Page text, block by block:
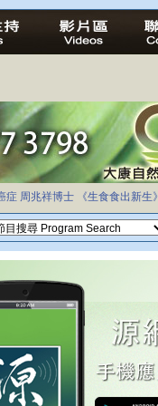
症 周兆祥博士 《生食食出新生》